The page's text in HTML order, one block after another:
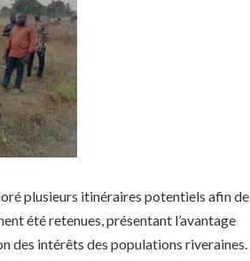
plusieurs itinéraires potentiels afin de
été retenues, présentant l’avantage
des intérêts des populations riveraines.